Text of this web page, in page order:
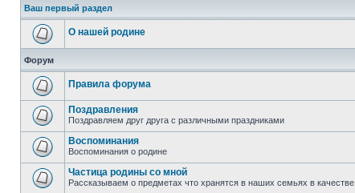
Ваш первый раздел
О нашей родине
Форум
Правила форума
Поздравления
Поздравляем друг друга с различными праздниками
Воспоминания
Воспоминания о родине
Частица родины со мной
Рассказываем о предметах что хранятся в наших семьях в